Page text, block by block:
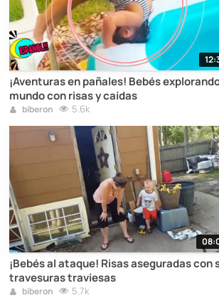
¡Aventuras en pañales! Bebés
mundo con risas y caídas
biberon 5.6k
¡Bebés al ataque! Risas aseguradas con
travesuras traviesas
biberon 5.7k